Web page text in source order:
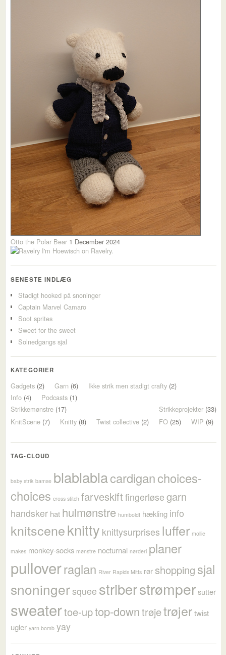
Otto the Polar Bear 1 December 2024
I'm Hoewisch on Ravelry.
SENESTE INDLÆG
Stadigt hooked på snoninger
Captain Marvel Camaro
Soot sprites
Sweet for the sweet
Solnedgangs sjal
KATEGORIER
Gadgets (2) Garn (6) Ikke strik men stadigt crafty (2)
Info (4) Podcasts (1)
Strikkemønstre (17)
KnitScene (7) Knitty (8) Twist collective (2)
Strikkeprojekter (33)
FO (25) WIP (9)
TAG-CLOUD
baby strik bamse blablablacardiganchoices-
choices cross stitch farveskift fingerløse garn
handsker hat hulmønstre humboldt hækling info
knitsceneknitty knittysurprises luffer mollie
makes monkey-socks mønstre nocturnal nørderi planer
pulloverraglan River Rapids Mitts rør shopping sjal
snoningersquee striberstrømper sutter
sweatertoe-uptop-downtrøjetrøjertwist
ugler yarn bomb yay